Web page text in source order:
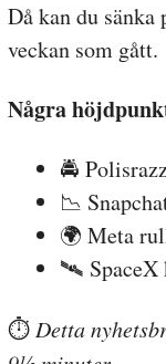
Då kan du
veckan som gått.
Några
🚔
📉
🌍 Meta
🛰️ SpaceX
⏱️ Detta